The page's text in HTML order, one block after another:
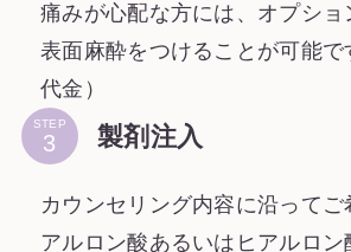
痛みが心配な方には、オプショ
表面麻酔をつけることが可能
代金）
STEP 製剤注入
カウンセリング内容に沿ってご
アルロン酸あるいはヒアルロン